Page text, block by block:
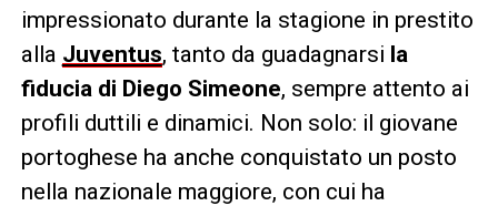
impressionato durante la stagione in prestito
alla Juventus, tanto da guadagnarsi la
fiducia di Diego Simeone, sempre attento ai
profili duttili e dinamici. Non solo: il giovane
portoghese ha anche conquistato un posto
nella nazionale maggiore, con cui ha